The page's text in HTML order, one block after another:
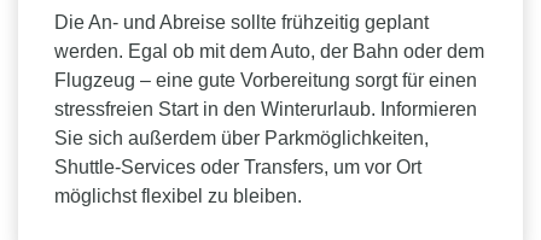
Die An- und Abreise sollte frühzeitig geplant
werden. Egal ob mit dem Auto, der Bahn oder dem
Flugzeug – eine gute Vorbereitung sorgt für einen
stressfreien Start in den Winterurlaub. Informieren
Sie sich außerdem über Parkmöglichkeiten,
Shuttle-Services oder Transfers, um vor Ort
möglichst flexibel zu bleiben.